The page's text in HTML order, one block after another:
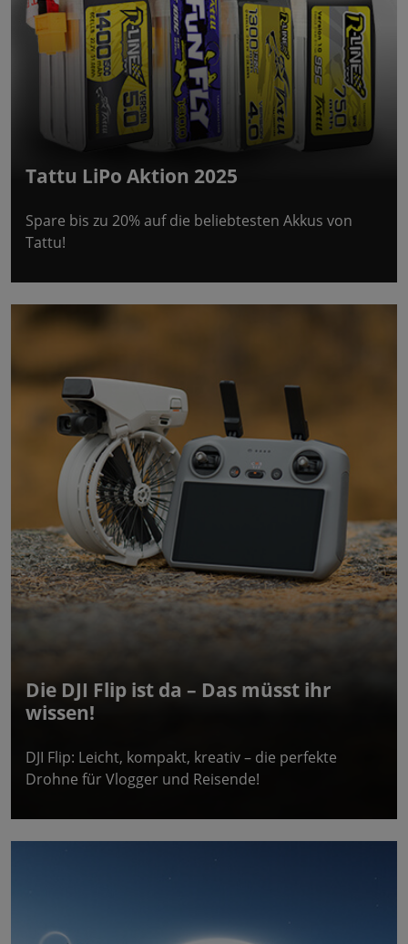
Tattu LiPo Aktion 2025
Spare bis zu 20% auf die beliebtesten Akkus von
Tattu!
Die DJI Flip ist da – Das müsst ihr
wissen!
DJI Flip: Leicht, kompakt, kreativ – die perfekte
Drohne für Vlogger und Reisende!